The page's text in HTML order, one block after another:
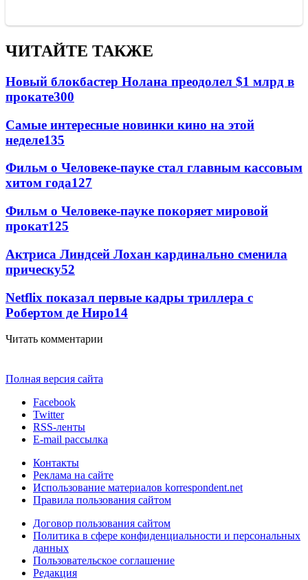
ЧИТАЙТЕ ТАКЖЕ
Новый блокбастер Нолана преодолел $1 млрд в
прокате300
Самые интересные новинки кино на этой
неделе135
Фильм о Человеке-пауке стал главным кассовым
хитом года127
Фильм о Человеке-пауке покоряет мировой
прокат125
Актриса Линдсей Лохан кардинально сменила
прическу52
Netflix показал первые кадры триллера с
Робертом де Ниро14
Читать комментарии
Полная версия сайта
Facebook
Twitter
RSS-ленты
E-mail рассылка
Контакты
Реклама на сайте
Использование материалов korrespondent.net
Правила пользования сайтом
Договор пользования сайтом
Политика в сфере конфиденциальности и персональных
данных
Пользовательское соглашение
Редакция